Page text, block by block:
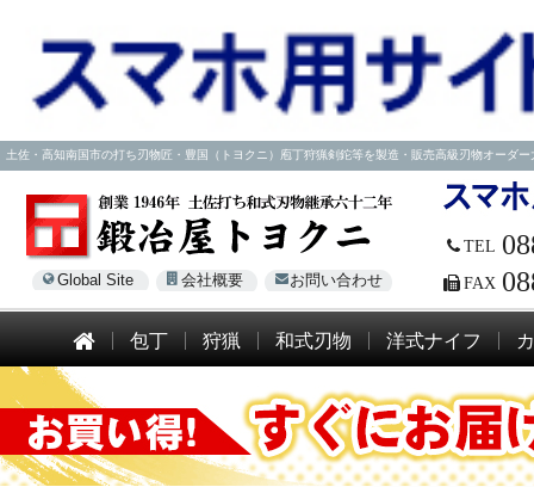
土佐・高知南国市の打ち刃物匠・豊国（トヨクニ）庖丁狩猟剣鉈等を製造・販売高級刃物オーダ
Global Site 会社概要 お問い合わせ
TEL
FAX
包丁 狩猟 和式刃物 洋式ナイフ